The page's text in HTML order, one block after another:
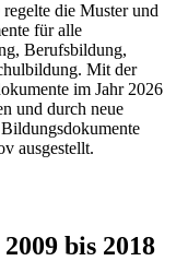
die Muster und
für alle
Berufsbildung,
Mit der
im Jahr 2026
und durch neue
ausgestellt.
bis 2018